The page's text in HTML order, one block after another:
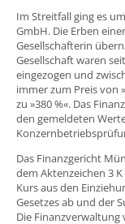
Im Streitfall ging es
GmbH. Die Erben
Gesellschafterin
Gesellschaft waren
eingezogen und
immer zum Preis von
zu »380 %«. Das
den gemeldeten
Das Finanzgericht
dem Aktenzeichen 3
Kurs aus den
Gesetzes ab und der
Die